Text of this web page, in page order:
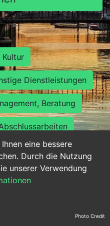
eine bessere
Durch die Nutzung
unserer Verwendung
Kultur
Dienstleistungen
Beratung
Sekretariat
Ausbildung Photo Credit